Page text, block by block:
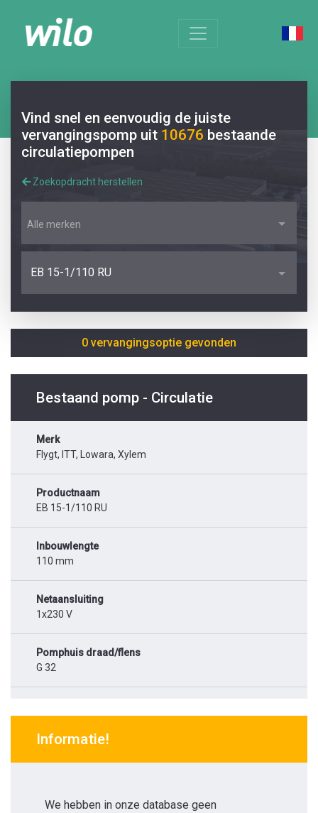
Vind snel en eenvoudig de juiste
vervangingspomp uit 10676 bestaande
circulatiepompen
Zoekopdracht herstellen
Alle merken
EB 15-1/110 RU
0 vervangingsoptie gevonden
Bestaand pomp - Circulatie
Merk
Flygt, ITT, Lowara, Xylem
Productnaam
EB 15-1/110 RU
Inbouwlengte
110 mm
Netaansluiting
1x230 V
Pomphuis draad/flens
G 32
Informatie!
We hebben in onze database geen